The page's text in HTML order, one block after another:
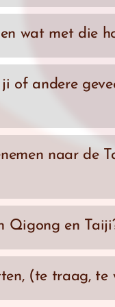
voor
kan je op een paar
gaan. Anderen
sneller meer
bewegingen te leren
zeker belangrijk
... door gewoon
in tai ji. Echter een
is waar we ls
heeft dezelfde gave
of te ervaren. (zie
om door te zetten te
de lessen bij te
eens dat gebeurt is
diepere dingen dan
te weten wat
het niet alleen om
is de sleutel om
door onze
een lang proces en
groeit je innerlijke
de diepte dat
om
de verandering
is om in begin
nabijheid zijn.
activiteiten
brengen.
wat met die
dat ook aan
: 太極拳/太极拳
wordt uitgesproken
je dus Tai chi chuan
zie je quan
jian (zwaard), qiang
het breder beeld
(Taoïsme) en
vorm van Tai Ji
ontdekken. Dus net
of andere
met eerdere ervaring
:maak je glas leeg
dingen hetzelfde
verschillen,
naar de
biedt ons
zonder de
zijn kinderen
Qigong en
accenten en
(te traag, te